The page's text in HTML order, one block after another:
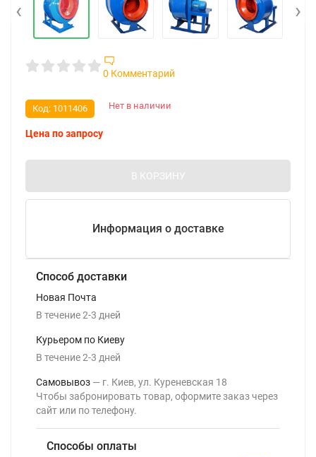
‹ ›
0 Комментарий
Нет в наличии
Код: 1011406
Цена по запросу
В КОРЗИНУ
Информация о доставке
Способ доставки
Новая Почта
В течение2-3 дней
Курьером по Киеву
В течение2-3 дней
Самовывоз
г. Киев, ул. Куреневская 18
Чтобы забронировать товар, оформите заказ через
сайт или по телефону.
Способы оплаты